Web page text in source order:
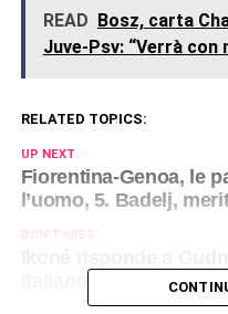
READ Bosz, carta
Juve-Psv: “Verrà con
RELATED TOPICS:
UP NEXT
Fiorentina-Genoa, le
l’uomo, 5. Badelj,
DON'T MISS
Italiano. Fiorentina,